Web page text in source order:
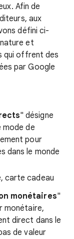
Afin de
aux
défini ci-
et
qui offrent des
par Google
" désigne
de
pour
dans le monde
carte cadeau
monétaires"
monétaire,
direct dans le
de valeur